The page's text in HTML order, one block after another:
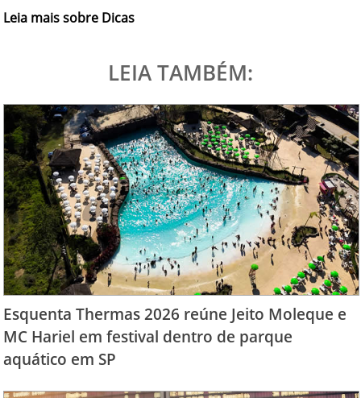
Leia mais sobre Dicas
LEIA TAMBÉM:
Esquenta Thermas 2026 reúne Jeito Moleque e
MC Hariel em festival dentro de parque
aquático em SP